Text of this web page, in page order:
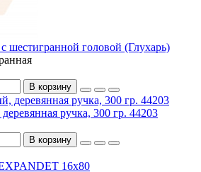
шестигранной головой (Глухарь)
В корзину
ручка, 300 гр. 44203
В корзину